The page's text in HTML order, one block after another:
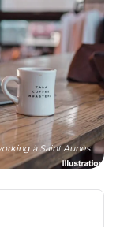
à Saint Aunès: